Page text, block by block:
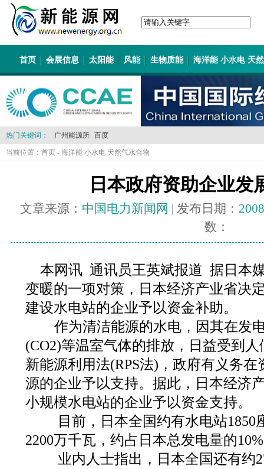
首页 会展信息 太阳能 风能 生物质能 海洋能 小水电 天
热门关键词： 广州能源所 百度
当前位置： 首页 - 海洋能 小水电 天然气水合物
日本政府资助企业发
文章来源： 中国电力新闻网 | 发布日期：
数：
本网讯 通讯员王英斌报道 据日本
变暖的一项对策，日本经济产业省决
建设水电站的企业予以资金补助。
作为清洁能源的水电，因其在发
(CO2)等温室气体的排放，日益受到
新能源利用法(RPS法)，政府有义务
源的企业予以支持。据此，日本经济
小规模水电站的企业予以资金支持。
目前，日本全国约有水电站1850
2200万千瓦，约占日本总发电量的
业内人士指出，日本全国还有约